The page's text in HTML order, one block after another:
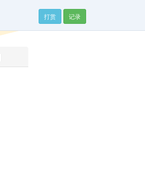
打赏 记录